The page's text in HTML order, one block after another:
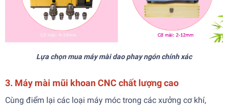
Lựa chọn mua máy mài dao phay ngón chính xác
3. Máy mài mũi khoan CNC chất lượng cao
Cùng điểm lại các loại máy móc trong các xưởng cơ khí,